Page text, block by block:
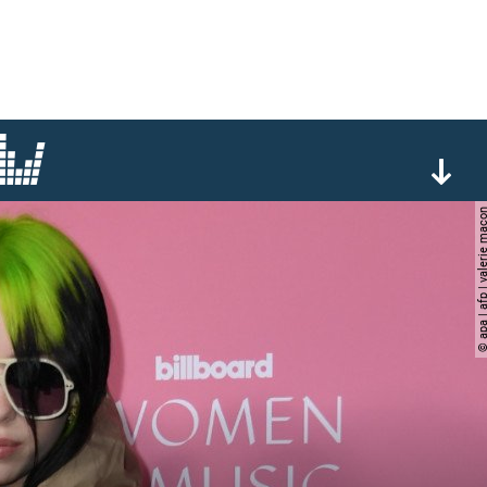
© apa | afp |